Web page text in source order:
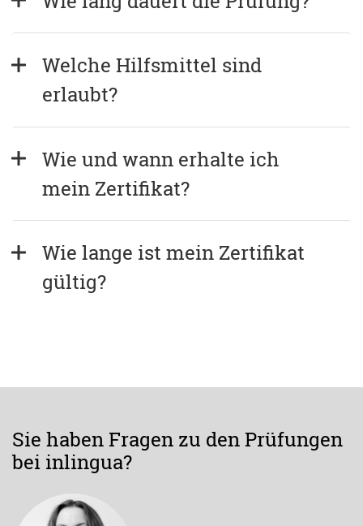
Welche Hilfsmittel sind
erlaubt?
Wie und wann erhalte ich
mein Zertifikat?
Wie lange ist mein Zertifikat
gültig?
Sie haben Fragen zu den Prüfungen
bei inlingua?